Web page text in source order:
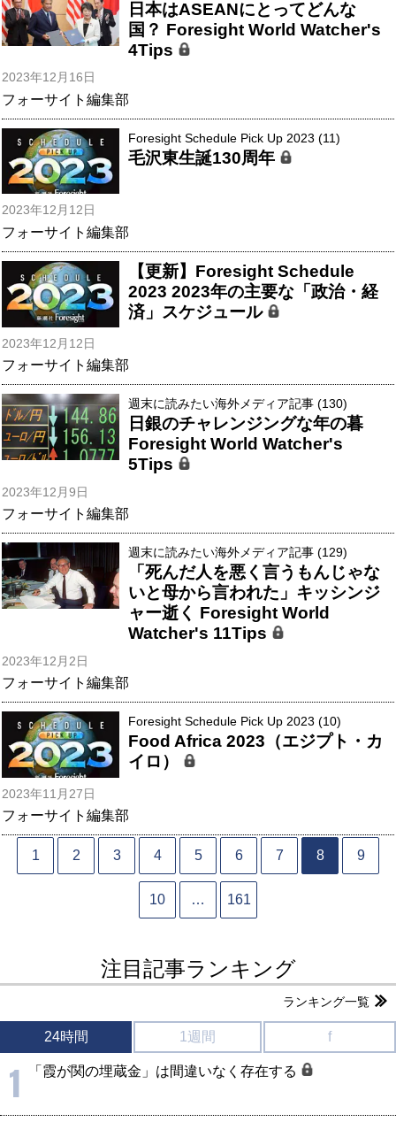
日本はASEANにとってどんな
国？ Foresight World Watcher's
4Tips
2023年12月16日
フォーサイト編集部
Foresight Schedule Pick Up 2023 (11)
毛沢東生誕130周年
2023年12月12日
フォーサイト編集部
【更新】Foresight Schedule
2023 2023年の主要な「政治・経
済」スケジュール
2023年12月12日
フォーサイト編集部
週末に読みたい海外メディア記事 (130)
日銀のチャレンジングな年の暮
Foresight World Watcher's
5Tips
2023年12月9日
フォーサイト編集部
週末に読みたい海外メディア記事 (129)
「死んだ人を悪く言うもんじゃな
いと母から言われた」キッシンジ
ャー逝く Foresight World
Watcher's 11Tips
2023年12月2日
フォーサイト編集部
Foresight Schedule Pick Up 2023 (10)
Food Africa 2023（エジプト・カ
イロ）
2023年11月27日
フォーサイト編集部
1 2 3 4 5 6 7 8 9
10 … 161
注目記事ランキング
ランキング一覧
24時間 1週間 f
1 「霞が関の埋蔵金」は間違いなく存在する